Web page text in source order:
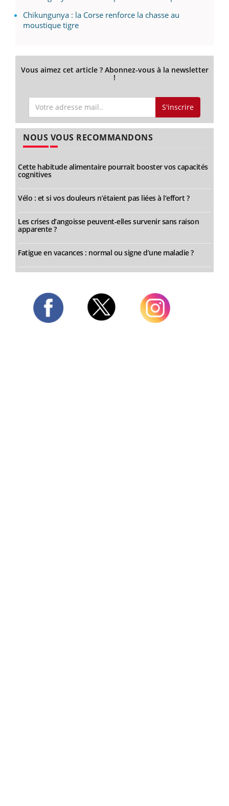
Chikungunya : la Corse renforce la chasse au
moustique tigre
Vous aimez cet article ? Abonnez-vous à la newsletter
!
S'inscrire
NOUS VOUS RECOMMANDONS
Cette habitude alimentaire pourrait booster vos capacités
cognitives
Vélo : et si vos douleurs n’étaient pas liées à l’effort ?
Les crises d’angoisse peuvent-elles survenir sans raison
apparente ?
Fatigue en vacances : normal ou signe d’une maladie ?